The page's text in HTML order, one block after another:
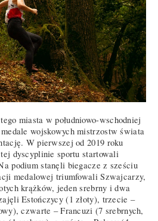
miasta w południowo-wschodniej
wojskowych mistrzostw świata
W pierwszej od 2019 roku
dyscyplinie sportu startowali
podium stanęli biegacze z sześciu
medalowej triumfowali Szwajcarzy,
krążków, jeden srebrny i dwa
Estończycy (1 złoty), trzecie –
czwarte – Francuzi (7 srebrnych,